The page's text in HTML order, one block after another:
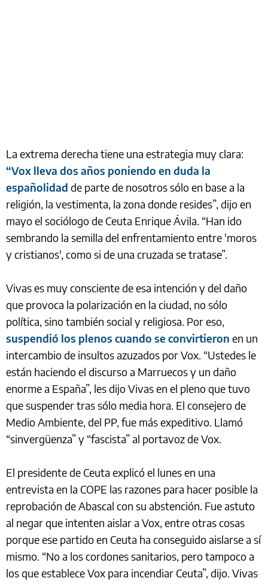
La extrema derecha tiene una estrategia muy clara:
“Vox lleva dos años poniendo en duda la
españolidad de parte de nosotros sólo en base a la
religión, la vestimenta, la zona donde resides”, dijo en
mayo el sociólogo de Ceuta Enrique Ávila. “Han ido
sembrando la semilla del enfrentamiento entre 'moros
y cristianos', como si de una cruzada se tratase”.
Vivas es muy consciente de esa intención y del daño
que provoca la polarización en la ciudad, no sólo
política, sino también social y religiosa. Por eso,
suspendió los plenos cuando se convirtieron en un
intercambio de insultos azuzados por Vox. “Ustedes le
están haciendo el discurso a Marruecos y un daño
enorme a España”, les dijo Vivas en el pleno que tuvo
que suspender tras sólo media hora. El consejero de
Medio Ambiente, del PP, fue más expeditivo. Llamó
“sinvergüenza” y “fascista” al portavoz de Vox.
El presidente de Ceuta explicó el lunes en una
entrevista en la COPE las razones para hacer posible la
reprobación de Abascal con su abstención. Fue astuto
al negar que intenten aislar a Vox, entre otras cosas
porque ese partido en Ceuta ha conseguido aislarse a sí
mismo. “No a los cordones sanitarios, pero tampoco a
los que establece Vox para incendiar Ceuta”, dijo. Vivas